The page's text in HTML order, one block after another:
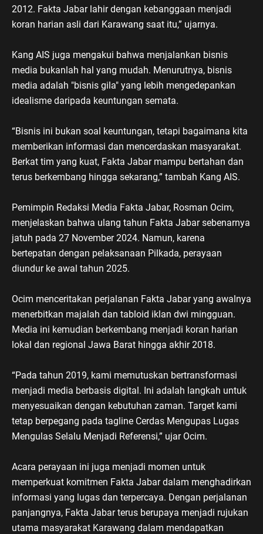
2012. Fakta Jabar lahir dengan kebanggaan menjadi
koran harian asli dari Karawang saat itu,” ujarnya.
Kang AIS juga mengakui bahwa menjalankan bisnis
media bukanlah hal yang mudah. Menurutnya, bisnis
media adalah "bisnis gila" yang lebih mengedepankan
idealisme daripada keuntungan semata.
“Bisnis ini bukan soal keuntungan, tetapi bagaimana kita
memberikan informasi dan mencerdaskan masyarakat.
Berkat tim yang kuat, Fakta Jabar mampu bertahan dan
terus berkembang hingga sekarang,” tambah Kang AIS.
Pemimpin Redaksi Media Fakta Jabar, Rosman Ocim,
menjelaskan bahwa ulang tahun Fakta Jabar sebenarnya
jatuh pada 27 November 2024. Namun, karena
bertepatan dengan pelaksanaan Pilkada, perayaan
diundur ke awal tahun 2025.
Ocim menceritakan perjalanan Fakta Jabar yang awalnya
menerbitkan majalah dan tabloid iklan dwi mingguan.
Media ini kemudian berkembang menjadi koran harian
lokal dan regional Jawa Barat hingga akhir 2018.
“Pada tahun 2019, kami memutuskan bertransformasi
menjadi media berbasis digital. Ini adalah langkah untuk
menyesuaikan dengan kebutuhan zaman. Target kami
tetap berpegang pada tagline Cerdas Mengupas Lugas
Mengulas Selalu Menjadi Referensi,” ujar Ocim.
Acara perayaan ini juga menjadi momen untuk
memperkuat komitmen Fakta Jabar dalam menghadirkan
informasi yang lugas dan terpercaya. Dengan perjalanan
panjangnya, Fakta Jabar terus berupaya menjadi rujukan
utama masyarakat Karawang dalam mendapatkan